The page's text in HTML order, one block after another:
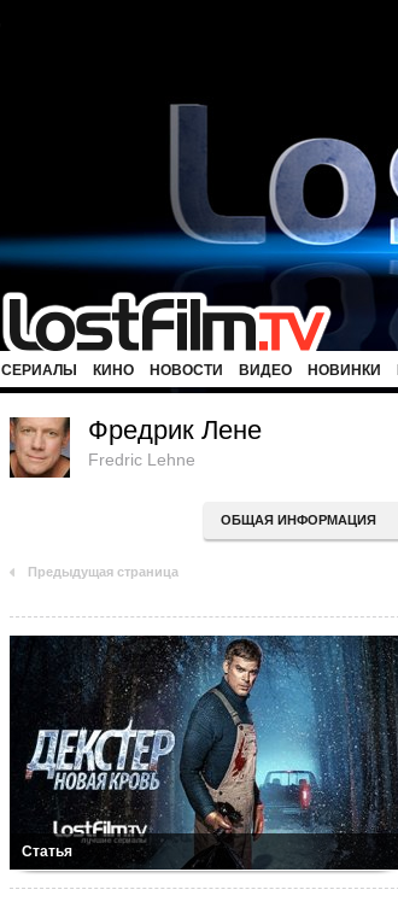
СЕРИАЛЫ КИНО НОВОСТИ ВИДЕО НОВИНКИ
Фредрик Лене
Fredric Lehne
ОБЩАЯ ИНФОРМАЦИЯ
Предыдущая страница
Статья